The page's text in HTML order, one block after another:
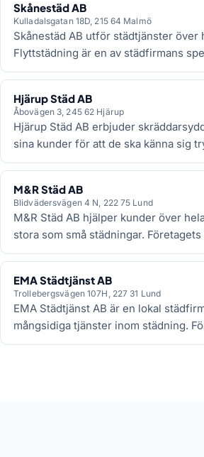
Skånestäd AB
Kulladalsgatan 18D, 215 64 Malmö
Skånestäd AB utför städtjänster över
Flyttstädning är en av städfirmans
de andra tjänsterna är populära.
Hjärup Städ AB
Åbovägen 3, 245 62 Hjärup
Hjärup Städ AB erbjuder
sina kunder för att de ska känna sig
Förutom flyttstädning erbjuder
M&R Städ AB
Blidvädersvägen 4 N, 222 75 Lund
M&R Städ AB hjälper kunder över
stora som små städningar.
kvalitet, miljö och kundvård och
EMA Städtjänst AB
Trollebergsvägen 107H, 227 31 Lund
EMA Städtjänst AB är en lokal
mångsidiga tjänster inom städning.
att uppnå maximal kundnöjdhet